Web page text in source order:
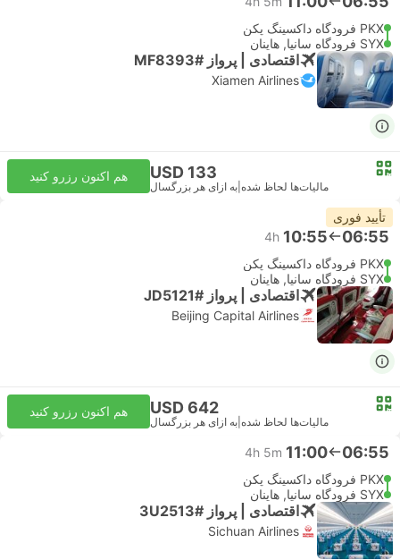
PKX فرودگاه داکسینگ پکن
SYX فرودگاه سانیا, هاینان
اقتصادی | پرواز #MF8393
Xiamen Airlines
USD 133
مالیات‌ها لحاظ شده به ازای هر بزرگسال
هم اکنون رزرو کنید
تأیید فوری
06:55
10:55
4h
PKX فرودگاه داکسینگ پکن
SYX فرودگاه سانیا, هاینان
اقتصادی | پرواز #JD5121
Beijing Capital Airlines
USD 642
مالیات‌ها لحاظ شده به ازای هر بزرگسال
هم اکنون رزرو کنید
06:55
11:00
4h 5m
PKX فرودگاه داکسینگ پکن
SYX فرودگاه سانیا, هاینان
اقتصادی | پرواز #3U2513
Sichuan Airlines